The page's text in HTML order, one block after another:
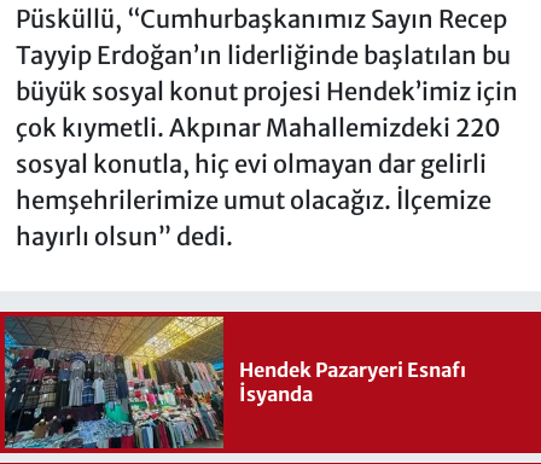
Püsküllü, “Cumhurbaşkanımız Sayın Recep
Tayyip Erdoğan’ın liderliğinde başlatılan bu
büyük sosyal konut projesi Hendek’imiz için
çok kıymetli. Akpınar Mahallemizdeki 220
sosyal konutla, hiç evi olmayan dar gelirli
hemşehrilerimize umut olacağız. İlçemize
hayırlı olsun” dedi.
Hendek Pazaryeri Esnafı
İsyanda